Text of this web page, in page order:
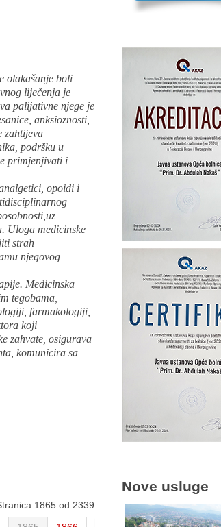
olakašanje boli
liječenja je
palijativne njege je
anksioznosti,
zahtijeva
podršku u
primjenjivati i
opoidi i
Uloga medicinske
strah
njegovog
Medicinska
tegobama,
farmakologiji,
koji
zahvate, osigurava
komunicira sa
1865 od 2339
Nove usluge